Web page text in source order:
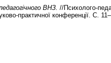
ВНЗ. //Психолого-
практичної конференції. С.